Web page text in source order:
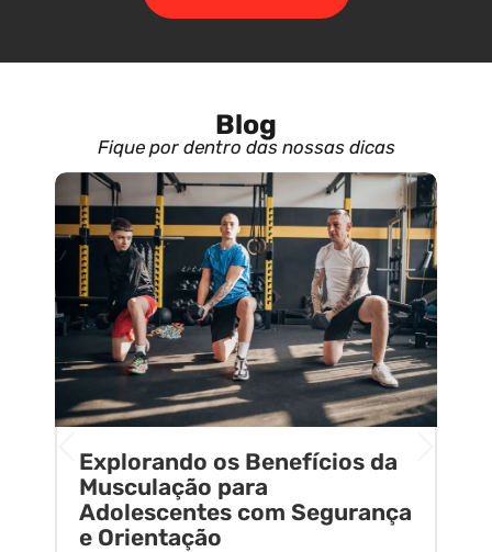
Blog
Fique por dentro das nossas dicas
Explorando os Benefícios da
Musculação para
Adolescentes com Segurança
e Orientação